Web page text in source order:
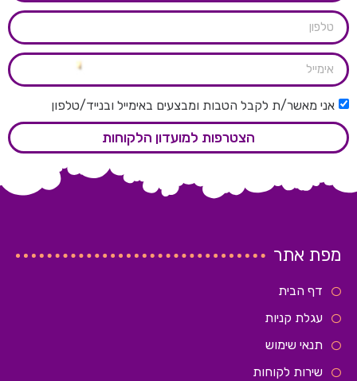
אני מאשר/ת לקבל הטבות ומבצעים באימייל ובנייד/טלפון
הצטרפות למועדון הלקוחות
מפת אתר
דף הבית
עגלת קניות
תנאי שימוש
שירות לקוחות